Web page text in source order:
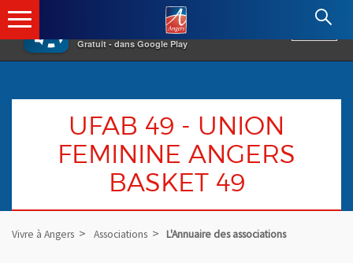
×
Gratuit - dans Google Play
Angers.fr : Retour à l'accueil
UFAB 49 - UNION
FEMININE ANGERS
BASKET 49
Vivre à Angers Associations L'Annuaire des associations